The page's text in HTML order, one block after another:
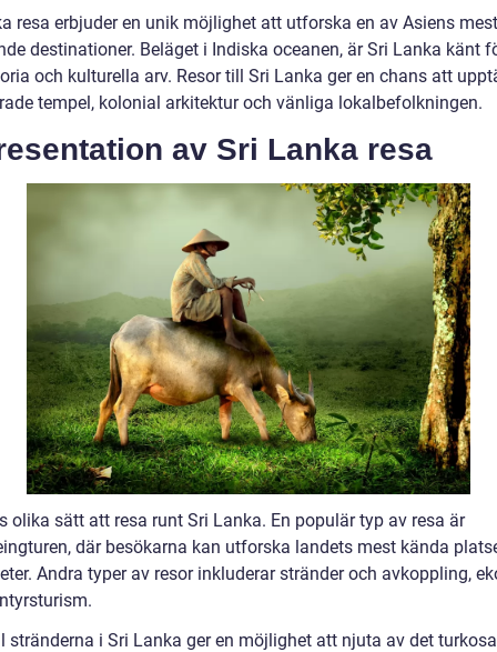
resa erbjuder en unik möjlighet att utforska en av Asiens mest
destinationer. Beläget i Indiska oceanen, är Sri Lanka känt
och kulturella arv. Resor till Sri Lanka ger en chans att
tempel, kolonial arkitektur och vänliga lokalbefolkningen.
av Sri Lanka resa
olika sätt att resa runt Sri Lanka. En populär typ av resa är
där besökarna kan utforska landets mest kända
Andra typer av resor inkluderar stränder och avkoppling,
stränderna i Sri Lanka ger en möjlighet att njuta av det